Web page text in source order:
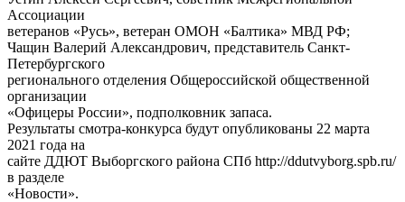
Ассоциации
ветеранов «Русь», ветеран ОМОН «Балтика» МВД РФ;
Чащин Валерий Александрович, представитель Санкт-
Петербургского
регионального отделения Общероссийской общественной
организации
«Офицеры России», подполковник запаса.
Результаты смотра-конкурса будут опубликованы 22 марта
2021 года на
сайте ДДЮТ Выборгского района СПб http://ddutvyborg.spb.ru/
в разделе
«Новости».